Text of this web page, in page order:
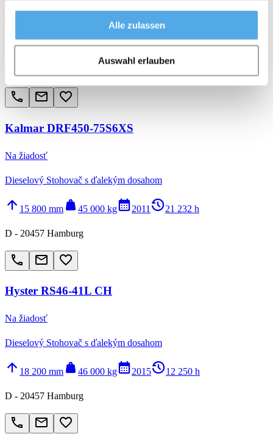
Alle zulassen
Auswahl erlauben
arrow_upward18 200 mmweight46 000 kgcalendar_month2016history_210 302 h
call email favorite_border
Kalmar DRF450-75S6XS
Na žiadosť
Dieselový Stohovač s ďalekým dosahom
arrow_upward 15 800 mm weight 45 000 kgcalendar_month2011 history_221 232 h
D - 20457 Hamburg
call email favorite_border
Hyster RS46-41L CH
Na žiadosť
Dieselový Stohovač s ďalekým dosahom
arrow_upward 18 200 mm weight 46 000 kgcalendar_month2015history_212 250 h
D - 20457 Hamburg
call email favorite_border